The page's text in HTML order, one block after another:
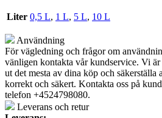
Liter 0,5 L, 1 L, 5 L, 10 L
Användning
För vägledning och frågor om
vänligen kontakta vår kundservice. Vi
ut det mesta av dina köp och säkerställa
korrekt och säkert. Kontakta oss på
telefon +4524798080.
Leverans och retur